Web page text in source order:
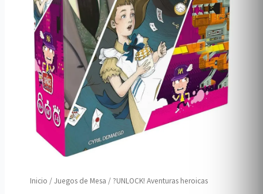
Inicio /Juegos de Mesa / ?UNLOCK! Aventuras heroicas